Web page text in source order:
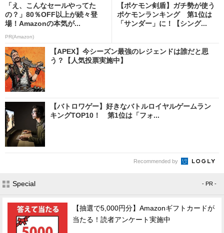
「え、こんなセールやってた
の？」80％OFF以上が続々登
場！Amazonの本気が...
PR(Amazon)
【ポケモン剣盾】ガチ勢が使う
ポケモンランキング 第1位は
「サンダー」に！【シング...
【APEX】今シーズン最強のレジェンドは誰だと思
う？【人気投票実施中】
【バトロワゲー】好きなバトルロイヤルゲームラン
キングTOP10！ 第1位は「フォ...
Recommended by
Special - PR -
【抽選で5,000円分】Amazonギフトカードが
当たる！読者アンケート実施中